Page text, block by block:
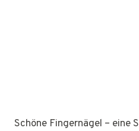
Schöne Fingernägel – eine